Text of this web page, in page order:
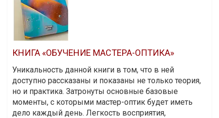
КНИГА «ОБУЧЕНИЕ МАСТЕРА-ОПТИКА»
Уникальность данной книги в том, что в ней
доступно рассказаны и показаны не только теория,
но и практика. Затронуты основные базовые
моменты, с которыми мастер-оптик будет иметь
дело каждый день. Легкость восприятия,